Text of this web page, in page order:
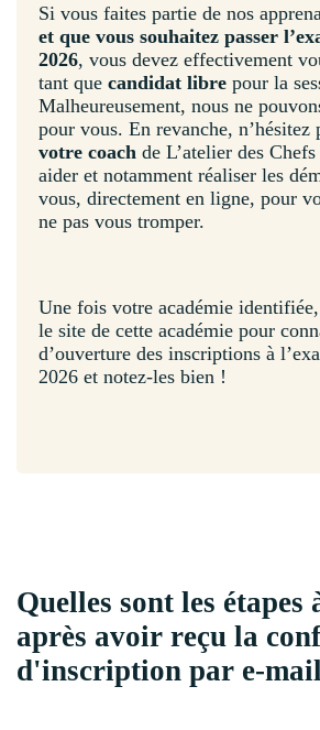
Si vous faites partie de nos
et que vous souhaitez passer
2026, vous devez effectivement
tant que candidat libre pour la
Malheureusement, nous ne
pour vous. En revanche, n’hésitez
votre coach de L’atelier des
aider et notamment réaliser les
vous, directement en ligne, pour
ne pas vous tromper.
Une fois votre académie
le site de cette académie pour
d’ouverture des inscriptions à
2026 et notez-les bien !
Quelles sont les étapes
après avoir reçu la
d'inscription par e-